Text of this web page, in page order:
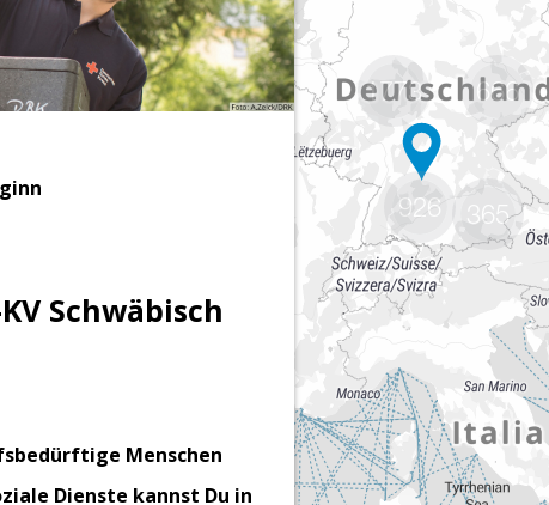
1773
926
666
365